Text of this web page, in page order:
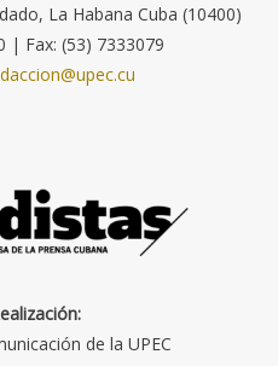
La Habana Cuba (10400)
| Fax: (53) 7333079
de la UPEC